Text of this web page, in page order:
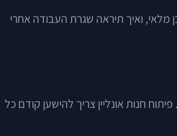
מלאי, ואיך תיראה שגרת העבודה אחרי
חנות אונליין צריך להישען קודם כל